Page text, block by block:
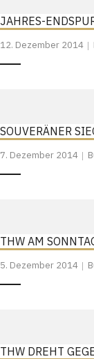
JAHRES-
12. Dezember 2014
SOUVERÄNER
7. Dezember 2014
THW AM
5. Dezember 2014
THW DREHT